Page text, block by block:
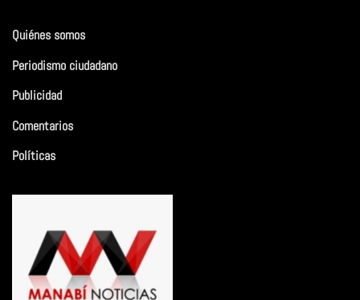
Quiénes somos
Periodismo ciudadano
Publicidad
Comentarios
Políticas